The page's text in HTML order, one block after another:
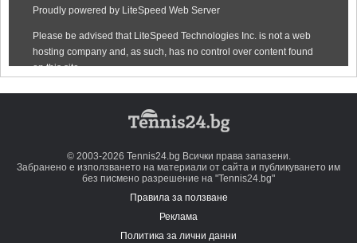
© 2003-2026 Tennis24.bg Всички права запазени.
Забранено е използването на материали от сайта и публикуването им
без писмено разрешение на "Tennis24.bg"
Правила за ползване
Реклама
Политика за лични данни